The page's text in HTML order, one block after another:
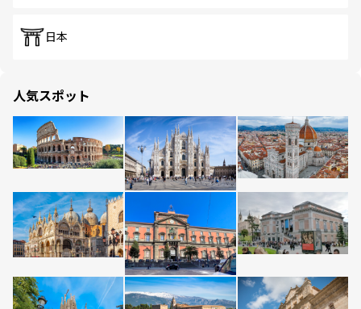
日本
人気スポット